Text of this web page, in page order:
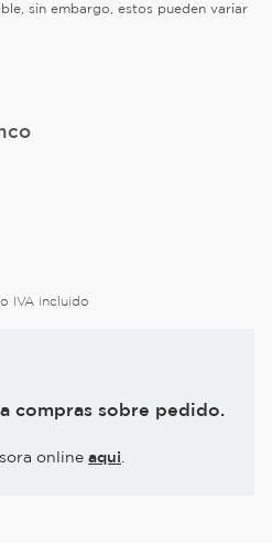
sin embargo, estos pueden variar
IVA incluido
compras sobre pedido.
online aqui